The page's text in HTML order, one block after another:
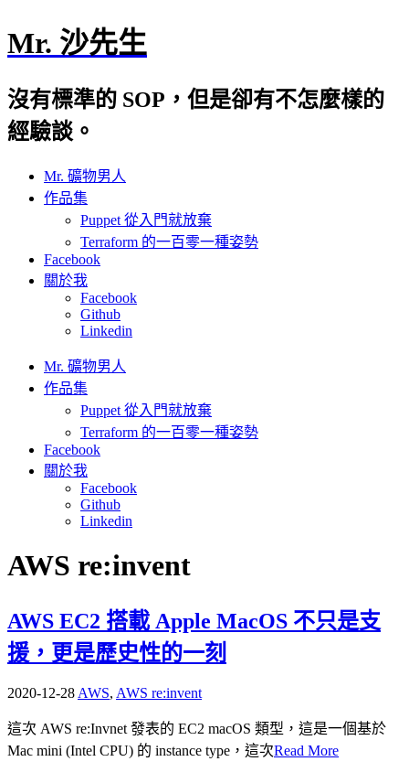
Mr. 沙先生
沒有標準的 SOP，但是卻有不怎麼樣的
經驗談。
Mr. 礦物男人
作品集
Puppet 從入門就放棄
Terraform 的一百零一種姿勢
Facebook
關於我
Facebook
Github
Linkedin
Mr. 礦物男人
作品集
Puppet 從入門就放棄
Terraform 的一百零一種姿勢
Facebook
關於我
Facebook
Github
Linkedin
AWS re:invent
AWS EC2 搭載 Apple MacOS 不只是支
援，更是歷史性的一刻
2020-12-28 AWS, AWS re:invent
這次 AWS re:Invnet 發表的 EC2 macOS 類型，這是一個基於
Mac mini (Intel CPU) 的 instance type，這次Read More